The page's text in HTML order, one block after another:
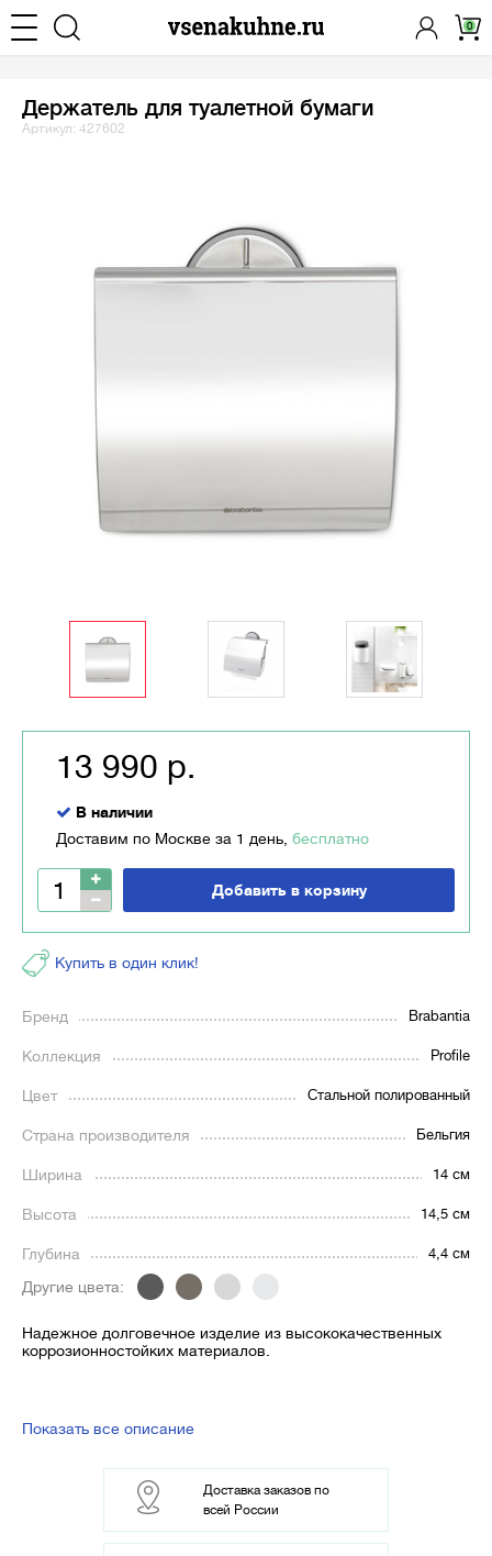
0
Держатель для туалетной бумаги
Артикул: 427602
Бренд Brabantia
Коллекция Profile
Цвет Стальной полированный
Страна производителя Бельгия
Ширина 14 см
Высота 14,5 см
Глубина 4,4 см
Другие цвета:
Надежное долговечное изделие из высококачественных
коррозионностойких материалов.
Показать все описание
Доставка заказов по
всей России
13 990 р.
В наличии
Доставим по Москве за 1 день, бесплатно
Добавить в корзину
Купить в один клик!